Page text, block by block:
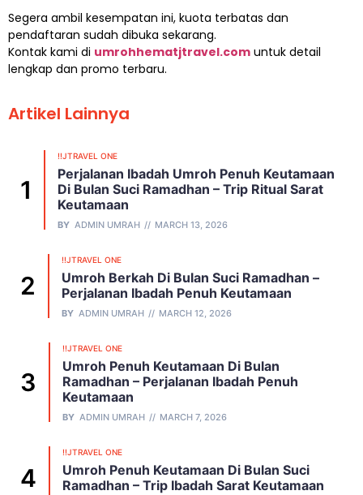
Segera ambil kesempatan ini, kuota terbatas dan
pendaftaran sudah dibuka sekarang.
Kontak kami di umrohhematjtravel.com untuk detail
lengkap dan promo terbaru.
Artikel Lainnya
!!JTRAVEL ONE
Perjalanan Ibadah Umroh Penuh Keutamaan
Di Bulan Suci Ramadhan – Trip Ritual Sarat
Keutamaan
BY ADMIN UMRAH MARCH 13, 2026
!!JTRAVEL ONE
Umroh Berkah Di Bulan Suci Ramadhan –
Perjalanan Ibadah Penuh Keutamaan
BY ADMIN UMRAH MARCH 12, 2026
!!JTRAVEL ONE
Umroh Penuh Keutamaan Di Bulan
Ramadhan – Perjalanan Ibadah Penuh
Keutamaan
BY ADMIN UMRAH MARCH 7, 2026
!!JTRAVEL ONE
Umroh Penuh Keutamaan Di Bulan Suci
Ramadhan – Trip Ibadah Sarat Keutamaan